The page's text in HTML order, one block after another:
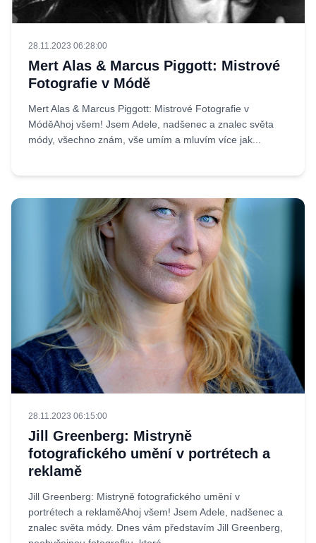
28.11.2023 06:28:00
Mert Alas & Marcus Piggott: Mistrové
Fotografie v Módě
Mert Alas & Marcus Piggott: Mistrové Fotografie v
MóděAhoj všem! Jsem Adele, nadšenec a znalec světa
módy, všechno znám, vše umím a mluvím více jak...
28.11.2023 06:15:00
Jill Greenberg: Mistryně
fotografického umění v portrétech a
reklamě
Jill Greenberg: Mistryně fotografického umění v
portrétech a reklaměAhoj všem! Jsem Adele, nadšenec a
znalec světa módy. Dnes vám představím Jill Greenberg,